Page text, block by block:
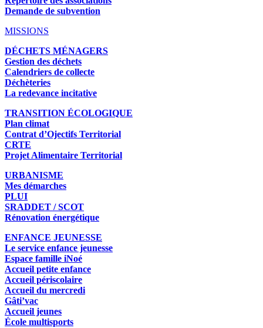
Demande de subvention
MISSIONS
DÉCHETS MÉNAGERS
Gestion des déchets
Calendriers de collecte
Déchèteries
La redevance incitative
TRANSITION ÉCOLOGIQUE
Plan climat
Contrat d’Ojectifs Territorial
CRTE
Projet Alimentaire Territorial
URBANISME
Mes démarches
PLUI
SRADDET / SCOT
Rénovation énergétique
ENFANCE JEUNESSE
Le service enfance jeunesse
Espace famille iNoé
Accueil petite enfance
Accueil périscolaire
Accueil du mercredi
Gâti’vac
Accueil jeunes
École multisports